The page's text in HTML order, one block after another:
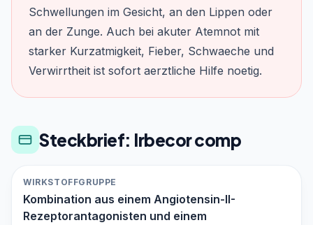
Schwellungen im Gesicht, an den Lippen oder
an der Zunge. Auch bei akuter Atemnot mit
starker Kurzatmigkeit, Fieber, Schwaeche und
Verwirrtheit ist sofort aerztliche Hilfe noetig.
Steckbrief: Irbecor comp
WIRKSTOFFGRUPPE
Kombination aus einem Angiotensin-II-
Rezeptorantagonisten und einem